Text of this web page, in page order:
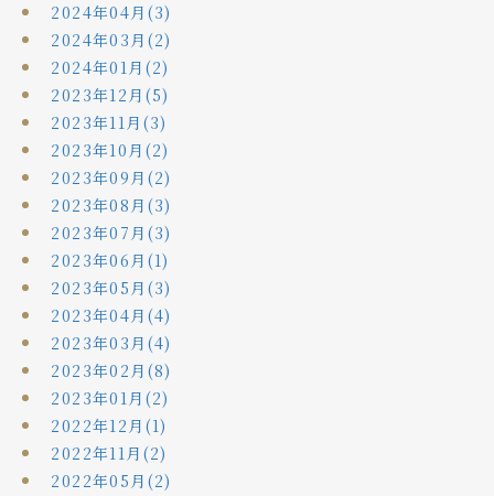
2024年04月(3)
2024年03月(2)
2024年01月(2)
2023年12月(5)
2023年11月(3)
2023年10月(2)
2023年09月(2)
2023年08月(3)
2023年07月(3)
2023年06月(1)
2023年05月(3)
2023年04月(4)
2023年03月(4)
2023年02月(8)
2023年01月(2)
2022年12月(1)
2022年11月(2)
2022年05月(2)